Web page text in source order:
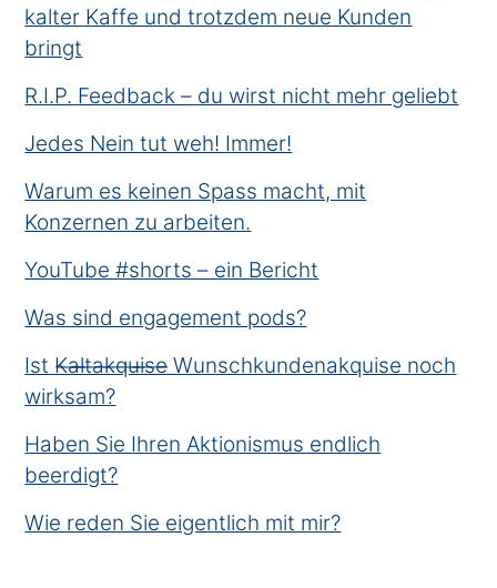
kalter Kaffe und trotzdem neue Kunden
bringt
R.I.P. Feedback – du wirst nicht mehr geliebt
Jedes Nein tut weh! Immer!
Warum es keinen Spass macht, mit
Konzernen zu arbeiten.
YouTube #shorts – ein Bericht
Was sind engagement pods?
Ist K̶a̶l̶t̶a̶k̶q̶u̶i̶s̶e̶ Wunschkundenakquise noch
wirksam?
Haben Sie Ihren Aktionismus endlich
beerdigt?
Wie reden Sie eigentlich mit mir?